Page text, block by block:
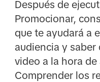
Después de
Promocionar,
que te ayudará a
audiencia y
video a la hora
Comprender los